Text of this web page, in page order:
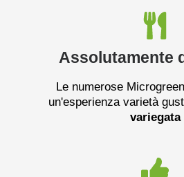
Assolutamente
Le numerose
un'esperienza varietà
variegata